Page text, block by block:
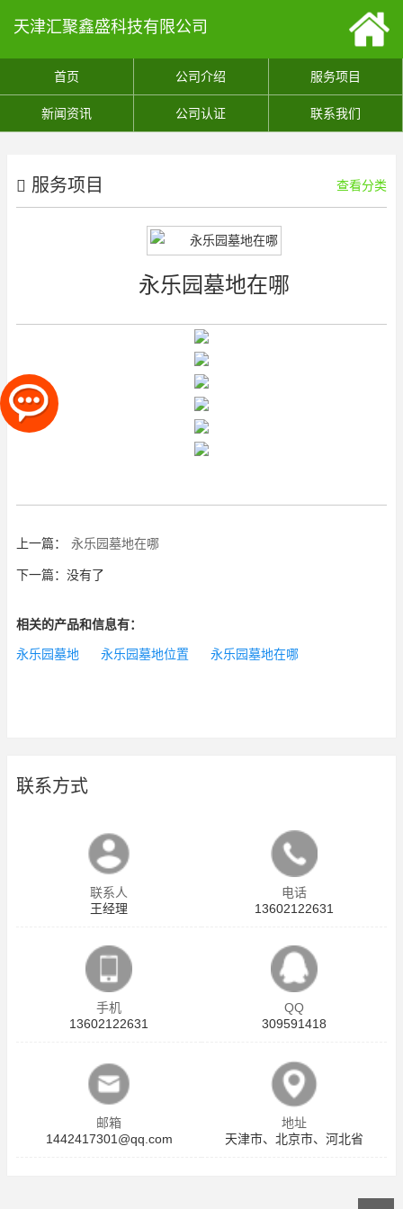
天津汇聚鑫盛科技有限公司
首页 公司介绍 服务项目
新闻资讯 公司认证 联系我们
服务项目 查看分类
永乐园墓地在哪
上一篇： 永乐园墓地在哪
下一篇：没有了
相关的产品和信息有：
永乐园墓地 永乐园墓地位置 永乐园墓地在哪
联系方式
联系人
王经理
电话
13602122631
手机
13602122631
QQ
309591418
邮箱
1442417301@qq.com
地址
天津市、北京市、河北省